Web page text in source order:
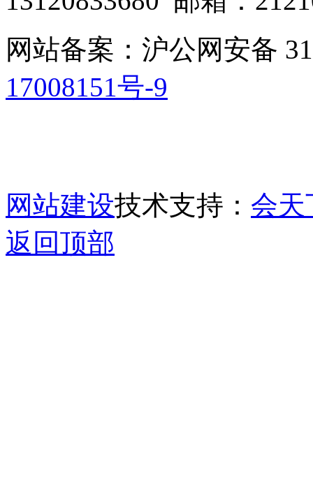
网站备案：沪公网安备
17008151号-9
网站建设技术支持： 会天
返回顶部